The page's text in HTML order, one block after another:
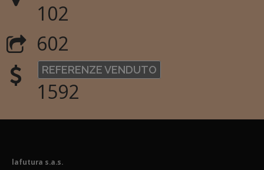
102
602
REFERENZE VENDUTO
1592
lafutura s.a.s.